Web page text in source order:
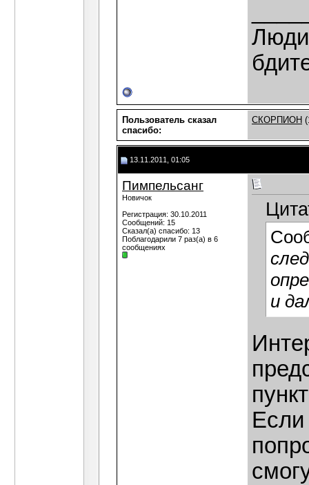
Пользователь сказал
cпасибо:
СКОРПИОН
13.11.2011, 01:05
Пимпельсанг
Новичок
Регистрация: 30.10.2011
Сообщений: 15
Сказал(а) спасибо: 13
Поблагодарили 7 раз(а) в 6
сообщениях
и
Если